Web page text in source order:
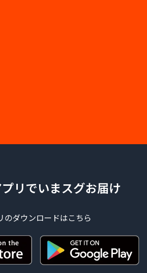
リでいまスグお届け
のダウンロードはこちら